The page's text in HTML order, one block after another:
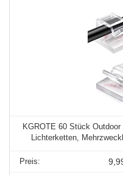
KGROTE 60 Stück
Lichterketten,